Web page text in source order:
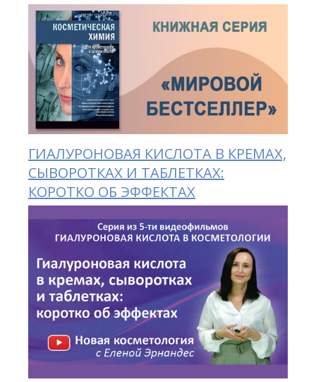
ГИАЛУРОНОВАЯ КИСЛОТА В КРЕМАХ,
СЫВОРОТКАХ И ТАБЛЕТКАХ:
КОРОТКО ОБ ЭФФЕКТАХ